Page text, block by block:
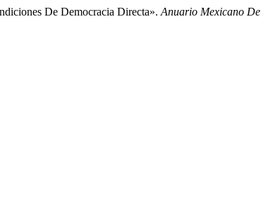
De Democracia Directa». Anuario Mexicano De